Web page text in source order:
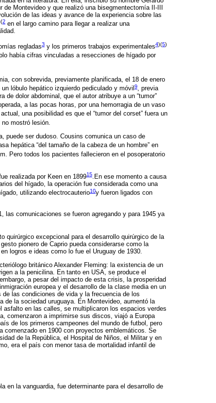
Montevideo y que realizó una bisegmentectomía II-III
de las ideas y avance de la experiencia sobre las
2 en el largo camino para llegar a realizar una
regladas3 y los primeros trabajos experimentales4)(5)
había cifras vinculadas a resecciones de hígado por
con sobrevida, previamente planificada, el 18 de enero
lóbulo hepático izquierdo pediculado y móvil 9, previa
de dolor abdominal, que el autor atribuye a un “tumor”
a las pocas horas, por una hemorragia de un vaso
una posibilidad es que el “tumor del corset” fuera un
mostró lesión.
puede ser dudoso. Cousins comunica un caso de
hepática “del tamaño de la cabeza de un hombre” en
Pero todos los pacientes fallecieron en el posoperatorio
realizada por Keen en 189915.En ese momento a causa
del hígado, la operación fue considerada como una
utilizando electrocauterio10y fueron ligados con
las comunicaciones se fueron agregando y para 1945 ya
quirúrgico excepcional para el desarrollo quirúrgico de la
pionero de Caprio pueda considerarse como la
logros e ideas como lo fue el Uruguay de 1930.
británico Alexander Fleming: la existencia de un
a la penicilina. En tanto en USA, se produce el
a pesar del impacto de esta crisis, la prosperidad
europea y el desarrollo de la clase media en un
las condiciones de vida y la frecuencia de los
de la sociedad uruguaya. En Montevideo, aumentó la
asfalto en las calles, se multiplicaron los espacios verdes
comenzaron a imprimirse sus discos, viajó a Europa
de los primeros campeones del mundo de futbol, pero
comenzado en 1900 con proyectos emblemáticos. Se
de la República, el Hospital de Niños, el Militar y en
era el país con menor tasa de mortalidad infantil de
en la vanguardia, fue determinante para el desarrollo de